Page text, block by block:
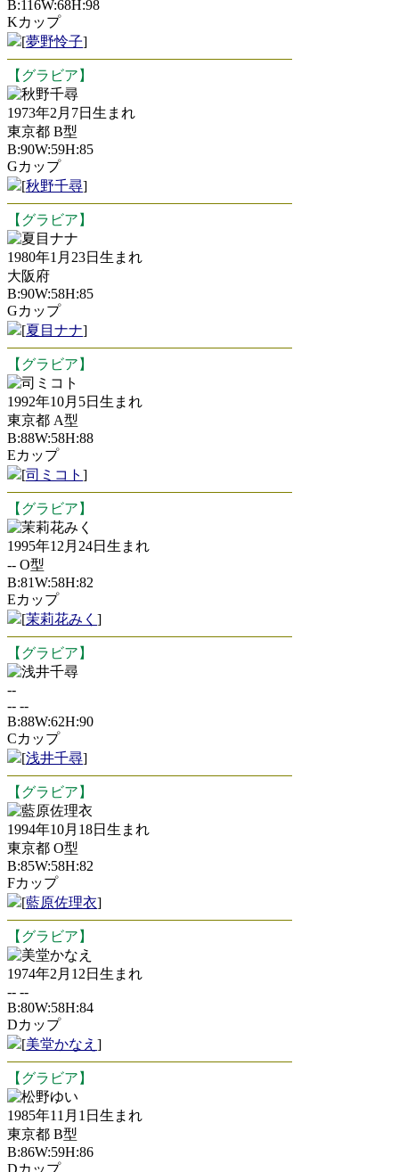
B:116W:68H:98
Kカップ
[夢野怜子]
【グラビア】
秋野千尋
1973年2月7日生まれ
東京都 B型
B:90W:59H:85
Gカップ
[秋野千尋]
【グラビア】
夏目ナナ
1980年1月23日生まれ
大阪府
B:90W:58H:85
Gカップ
[夏目ナナ]
【グラビア】
司ミコト
1992年10月5日生まれ
東京都 A型
B:88W:58H:88
Eカップ
[司ミコト ]
【グラビア】
茉莉花みく
1995年12月24日生まれ
-- O型
B:81W:58H:82
Eカップ
[茉莉花みく ]
【グラビア】
浅井千尋
--
-- --
B:88W:62H:90
Cカップ
[浅井千尋]
【グラビア】
藍原佐理衣
1994年10月18日生まれ
東京都 O型
B:85W:58H:82
Fカップ
[藍原佐理衣]
【グラビア】
美堂かなえ
1974年2月12日生まれ
-- --
B:80W:58H:84
Dカップ
[美堂かなえ ]
【グラビア】
松野ゆい
1985年11月1日生まれ
東京都 B型
B:86W:59H:86
Dカップ